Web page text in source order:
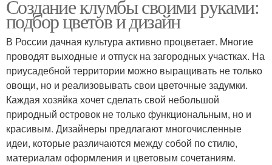
Создание клумбы своими руками:
подбор цветов и дизайн
В России дачная культура активно процветает. Многие
проводят выходные и отпуск на загородных участках. На
приусадебной территории можно выращивать не только
овощи, но и реализовывать свои цветочные задумки.
Каждая хозяйка хочет сделать свой небольшой
природный островок не только функциональным, но и
красивым. Дизайнеры предлагают многочисленные
идеи, которые различаются между собой по стилю,
материалам оформления и цветовым сочетаниям.